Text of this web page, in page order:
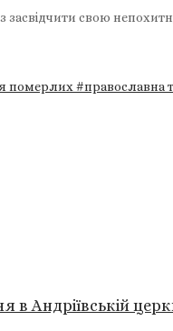
свою
померлих #православна
Андріївській